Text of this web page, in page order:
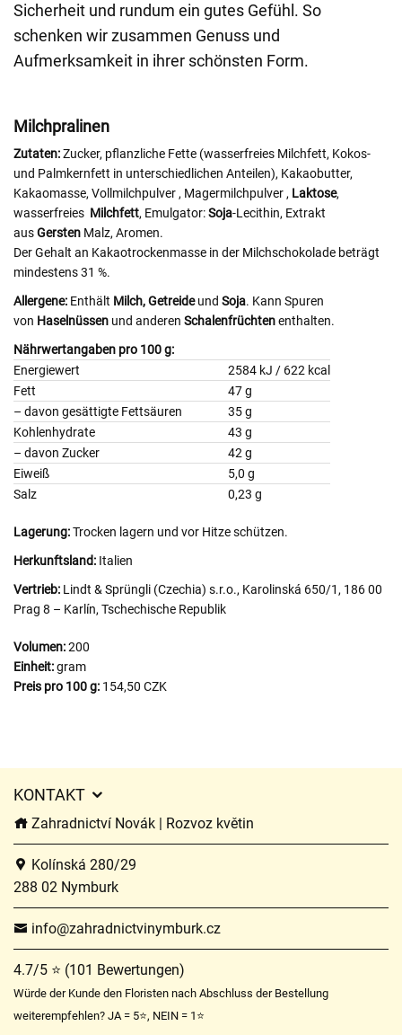
Sicherheit und rundum ein gutes Gefühl. So
schenken wir zusammen Genuss und
Aufmerksamkeit in ihrer schönsten Form.
Milchpralinen
Zutaten:Zucker, pflanzliche Fette (wasserfreies Milchfett, Kokos-
und Palmkernfett in unterschiedlichen Anteilen), Kakaobutter,
Kakaomasse, Vollmilchpulver , Magermilchpulver , Laktose,
wasserfreies Milchfett, Emulgator:Soja-Lecithin, Extrakt
ausGersten Malz, Aromen.
Der Gehalt an Kakaotrockenmasse in der Milchschokolade beträgt
mindestens 31 %.
Allergene: Enthält Milch,Getreideund Soja. Kann Spuren
von Haselnüssen und anderen Schalenfrüchtenenthalten.
Nährwertangaben pro 100 g:
Energiewert
2584 kJ / 622 kcal
Fett
47 g
– davon gesättigte Fettsäuren 35 g
Kohlenhydrate
43 g
– davon Zucker
42 g
Eiweiß
5,0 g
Salz
0,23 g
Lagerung:Trocken lagern und vor Hitze schützen.
Herkunftsland: Italien
Vertrieb: Lindt & Sprüngli (Czechia) s.r.o., Karolinská 650/1, 186 00
Prag 8 – Karlín, Tschechische Republik
Volumen:200
Einheit:gram
Preis pro 100 g: 154,50 CZK
KONTAKT
Zahradnictví Novák | Rozvoz květin
Kolínská 280/29
288 02 Nymburk
info@zahradnictvinymburk.cz
4.7/5 ⭐ (101 Bewertungen)
Würde der Kunde den Floristen nach Abschluss der Bestellung
weiterempfehlen? JA = 5⭐, NEIN = 1⭐